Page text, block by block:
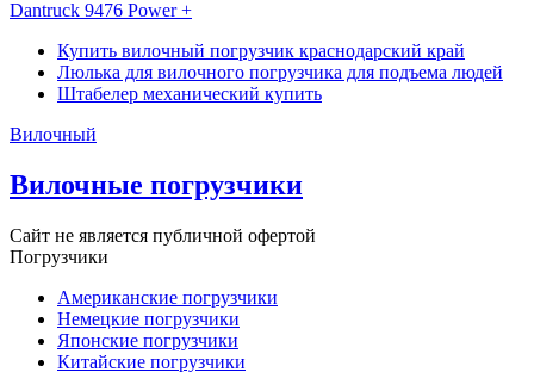
Dantruck 9476 Power +
Купить вилочный погрузчик краснодарский край
Люлька для вилочного погрузчика для подъема людей
Штабелер механический купить
Вилочный
Вилочные погрузчики
Сайт не является публичной офертой
Погрузчики
Американские погрузчики
Немецкие погрузчики
Японские погрузчики
Китайские погрузчики